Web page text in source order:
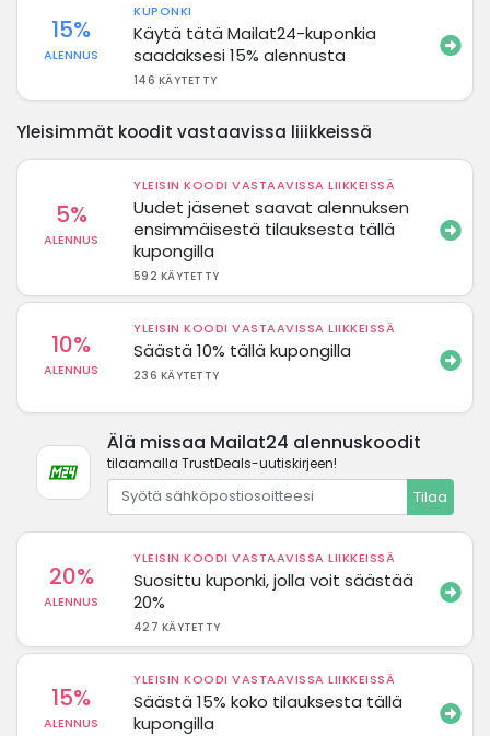
15%
ALENNUS
KUPONKI
Käytä tätä Mailat24-kuponkia
saadaksesi 15% alennusta
146 KÄYTETTY
Yleisimmät koodit vastaavissa liiikkeissä
5%
ALENNUS
YLEISIN KOODI VASTAAVISSA LIIKKEISSÄ
Uudet jäsenet saavat alennuksen
ensimmäisestä tilauksesta tällä
kupongilla
592 KÄYTETTY
10%
ALENNUS
YLEISIN KOODI VASTAAVISSA LIIKKEISSÄ
Säästä 10% tällä kupongilla
236 KÄYTETTY
Älä missaa Mailat24 alennuskoodit
tilaamalla TrustDeals-uutiskirjeen!
Tilaa
20%
ALENNUS
YLEISIN KOODI VASTAAVISSA LIIKKEISSÄ
Suosittu kuponki, jolla voit säästää
20%
427 KÄYTETTY
15%
ALENNUS
YLEISIN KOODI VASTAAVISSA LIIKKEISSÄ
Säästä 15% koko tilauksesta tällä
kupongilla